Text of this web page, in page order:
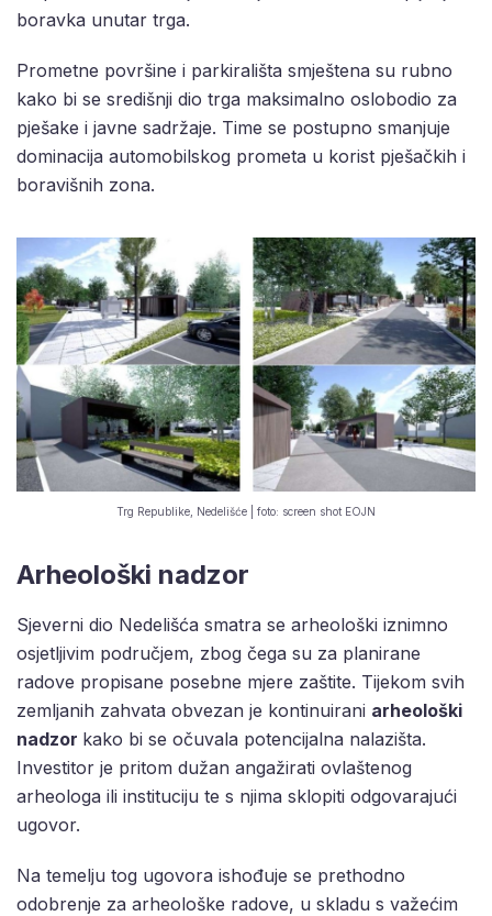
boravka unutar trga.
Prometne površine i parkirališta smještena su rubno
kako bi se središnji dio trga maksimalno oslobodio za
pješake i javne sadržaje. Time se postupno smanjuje
dominacija automobilskog prometa u korist pješačkih i
boravišnih zona.
Trg Republike, Nedelišće | foto: screen shot EOJN
Arheološki nadzor
Sjeverni dio Nedelišća smatra se arheološki iznimno
osjetljivim područjem, zbog čega su za planirane
radove propisane posebne mjere zaštite. Tijekom svih
zemljanih zahvata obvezan je kontinuirani arheološki
nadzor kako bi se očuvala potencijalna nalazišta.
Investitor je pritom dužan angažirati ovlaštenog
arheologa ili instituciju te s njima sklopiti odgovarajući
ugovor.
Na temelju tog ugovora ishođuje se prethodno
odobrenje za arheološke radove, u skladu s važećim